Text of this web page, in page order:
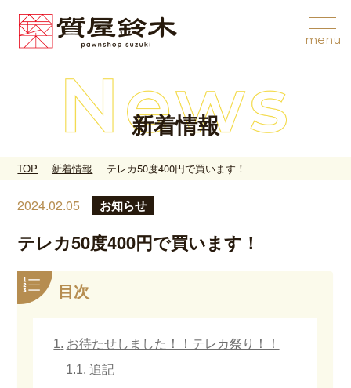
新着情報
TOP 新着情報 テレカ50度400円で買います！
2024.02.05 お知らせ
テレカ50度400円で買います！
目次
お待たせしました！！テレカ祭り！！
追記